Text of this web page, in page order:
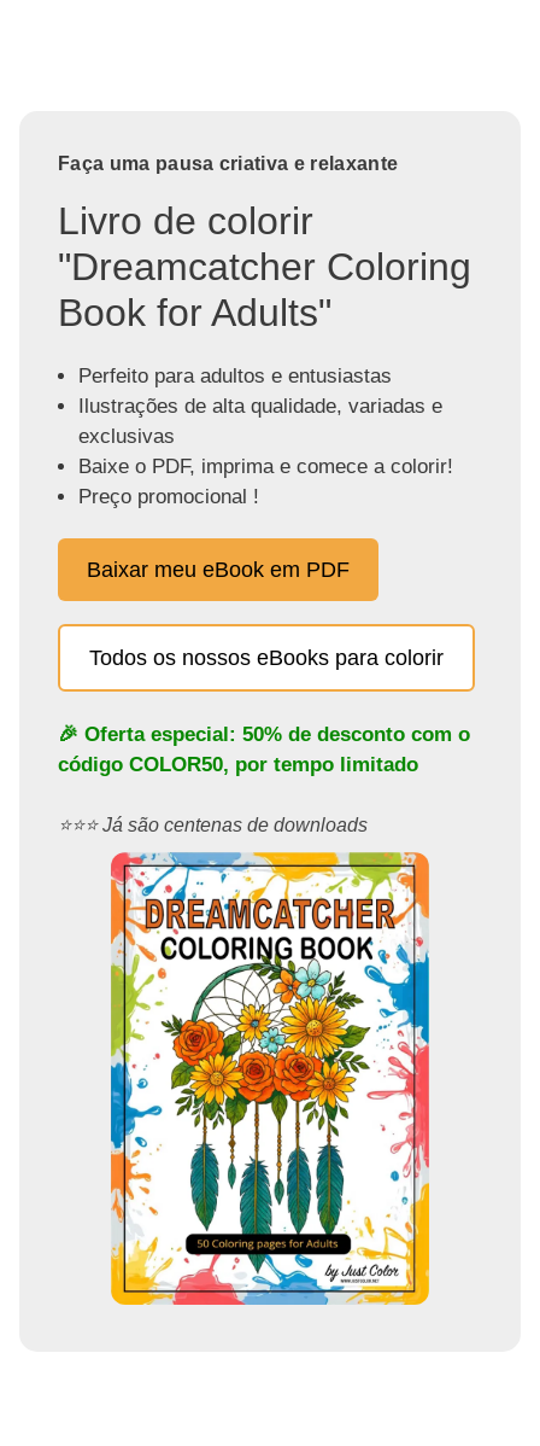
Faça uma pausa criativa e relaxante
Livro de colorir
"Dreamcatcher Coloring
Book for Adults"
Perfeito para adultos e entusiastas
Ilustrações de alta qualidade, variadas e
exclusivas
Baixe o PDF, imprima e comece a colorir!
Preço promocional !
Baixar meu eBook em PDF
Todos os nossos eBooks para colorir
🎉 Oferta especial: 50% de desconto com o
código COLOR50, por tempo limitado
⭐️⭐️⭐️ Já são centenas de downloads